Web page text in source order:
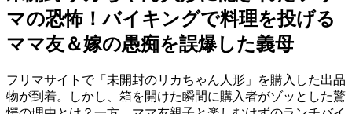
マの恐怖！バイキングで料理を投げる
ママ友＆嫁の愚痴を誤爆した義母
フリマサイトで「未開封のリカちゃん人形」を購入した出品
物が到着。しかし、箱を開けた瞬間に購入者がゾッとした驚